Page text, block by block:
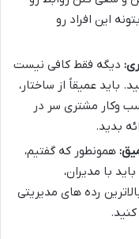
این افراد رو
دیگه فقط کافی نیست
عمیقاً از ساختار،
وکار مشتری سر در
بدید.
همونطور که گفتیم،
با مدیران،
رده های مدیریتی